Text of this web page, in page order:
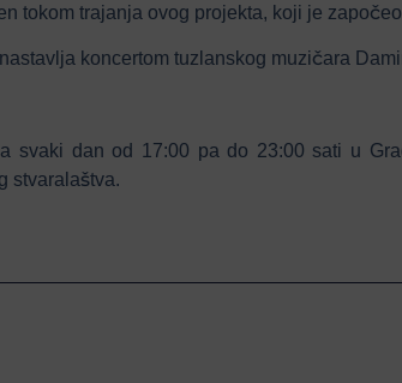
tokom trajanja ovog projekta, koji je
koncertom tuzlanskog muzičara
svaki dan od 17:00 pa do 23:00 sati u
stvaralaštva.